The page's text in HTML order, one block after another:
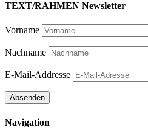
TEXT/RAHMEN Newsletter
Vorname
Nachname
E-Mail-Addresse
Navigation